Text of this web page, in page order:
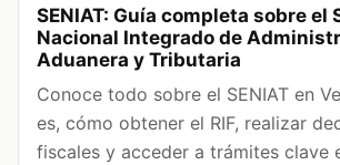
SENIAT: Guía completa sobre el
Nacional Integrado de
Aduanera y Tributaria
Conoce todo sobre el SENIAT en
es, cómo obtener el RIF, realizar
fiscales y acceder a trámites clave